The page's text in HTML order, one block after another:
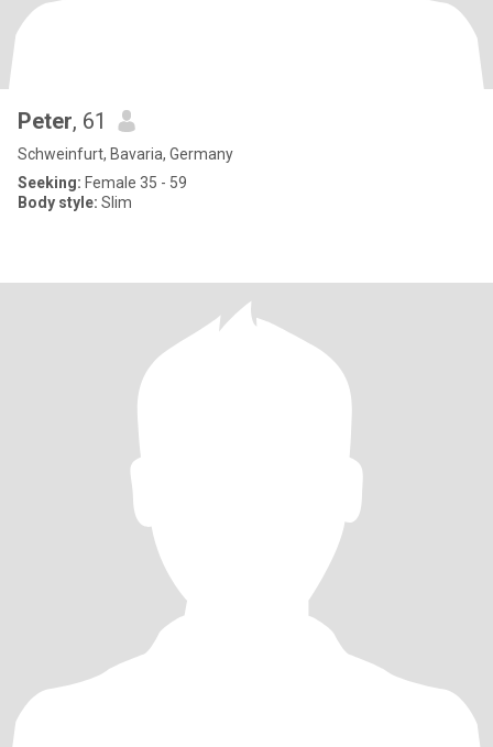
Peter, 61
Schweinfurt, Bavaria, Germany
Seeking: Female 35 - 59
Body style: Slim